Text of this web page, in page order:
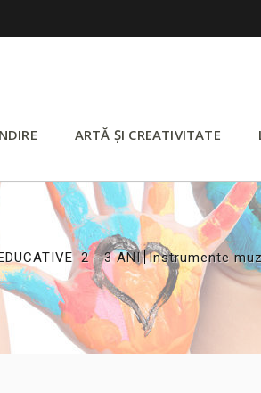
ARTĂ ȘI CREATIVITATE
>
2 - 3 ANI
>
Instrumente